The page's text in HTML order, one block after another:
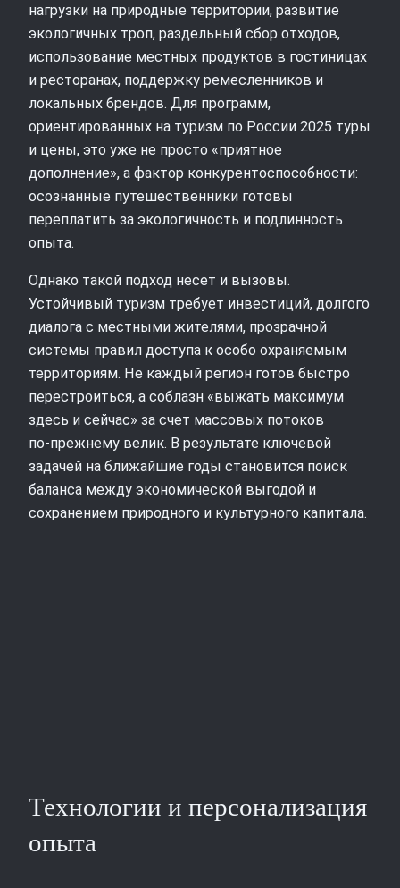
нагрузки на природные территории, развитие
экологичных троп, раздельный сбор отходов,
использование местных продуктов в гостиницах
и ресторанах, поддержку ремесленников и
локальных брендов. Для программ,
ориентированных на туризм по России 2025 туры
и цены, это уже не просто «приятное
дополнение», а фактор конкурентоспособности:
осознанные путешественники готовы
переплатить за экологичность и подлинность
опыта.
Однако такой подход несет и вызовы.
Устойчивый туризм требует инвестиций, долгого
диалога с местными жителями, прозрачной
системы правил доступа к особо охраняемым
территориям. Не каждый регион готов быстро
перестроиться, а соблазн «выжать максимум
здесь и сейчас» за счет массовых потоков
по‑прежнему велик. В результате ключевой
задачей на ближайшие годы становится поиск
баланса между экономической выгодой и
сохранением природного и культурного капитала.
Технологии и персонализация
опыта